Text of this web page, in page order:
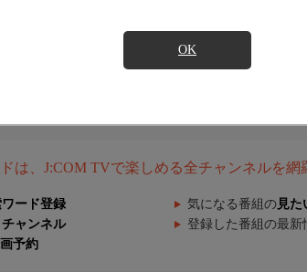
OK
は、J:COM TVで楽しめる全チャンネルを網
ード登録 気になる番組の 見た
ャンネル 登録した番組の最新
予約